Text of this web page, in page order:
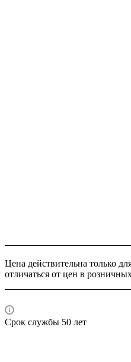
Цена действительна только
отличаться от цен в
Срок службы 50 лет